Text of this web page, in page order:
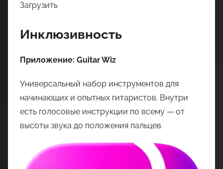
Загрузить
Инклюзивность
Приложение: Guitar Wiz
Универсальный набор инструментов для
начинающих и опытных гитаристов. Внутри
есть голосовые инструкции по всему — от
высоты звука до положения пальцев.